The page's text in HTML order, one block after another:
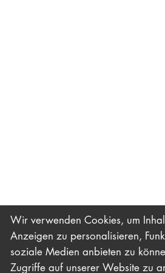
Wir verwenden Cookies, um
Anzeigen zu personalisieren,
soziale Medien anbieten zu
Zugriffe auf unserer Website zu